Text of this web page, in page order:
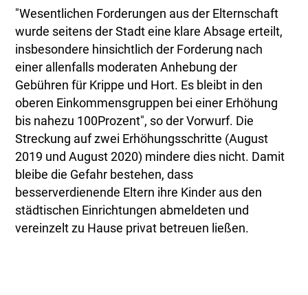
"Wesentlichen Forderungen aus der Elternschaft
wurde seitens der Stadt eine klare Absage erteilt,
insbesondere hinsichtlich der Forderung nach
einer allenfalls moderaten Anhebung der
Gebühren für Krippe und Hort. Es bleibt in den
oberen Einkommensgruppen bei einer Erhöhung
bis nahezu 100Prozent", so der Vorwurf. Die
Streckung auf zwei Erhöhungsschritte (August
2019 und August 2020) mindere dies nicht. Damit
bleibe die Gefahr bestehen, dass
besserverdienende Eltern ihre Kinder aus den
städtischen Einrichtungen abmeldeten und
vereinzelt zu Hause privat betreuen ließen.